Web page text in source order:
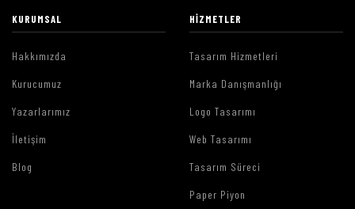
KURUMSAL
Hakkımızda
Kurucumuz
Yazarlarımız
İletişim
Blog
HIZMETLER
Tasarım Hizmetleri
Marka Danışmanlığı
Logo Tasarımı
Web Tasarımı
Tasarım Süreci
Paper Piyon